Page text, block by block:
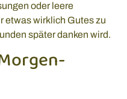
oder leere
etwas wirklich Gutes zu
später danken wird.